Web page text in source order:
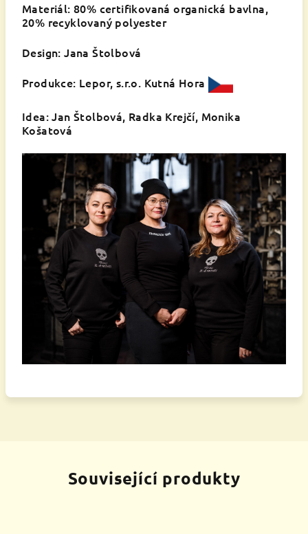
Materiál: 80% certifikovaná organická bavlna,
20% recyklovaný polyester
Design: Jana Štolbová
Produkce: Lepor, s.r.o. Kutná Hora
Idea: Jan Štolbová, Radka Krejčí, Monika
Košatová
Související produkty